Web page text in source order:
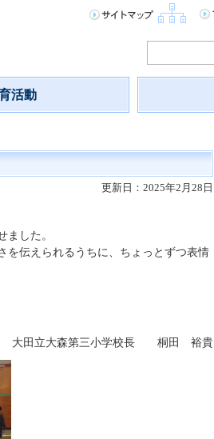
活動
更新日：2025年2月28日
した。
伝えられるうちに、ちょっとずつ表情
大田立大森第三小学校長 桐田 裕貴